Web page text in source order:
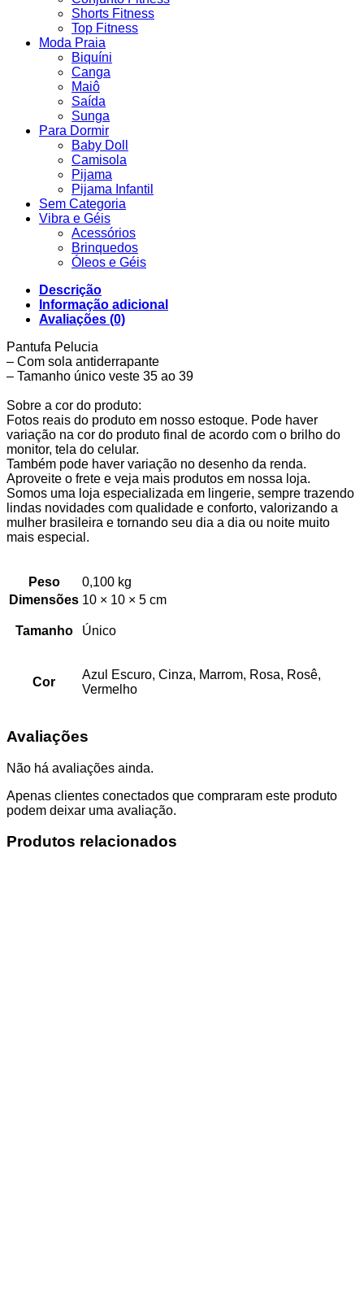
Shorts Fitness
Top Fitness
Moda Praia
Biquíni
Canga
Maiô
Saída
Sunga
Para Dormir
Baby Doll
Camisola
Pijama
Pijama Infantil
Sem Categoria
Vibra e Géis
Acessórios
Brinquedos
Óleos e Géis
Descrição
Informação adicional
Avaliações (0)
Pantufa Pelucia
– Com sola antiderrapante
– Tamanho único veste 35 ao 39
Sobre a cor do produto:
Fotos reais do produto em nosso estoque. Pode haver
variação na cor do produto final de acordo com o brilho do
monitor, tela do celular.
Também pode haver variação no desenho da renda.
Aproveite o frete e veja mais produtos em nossa loja.
Somos uma loja especializada em lingerie, sempre trazendo
lindas novidades com qualidade e conforto, valorizando a
mulher brasileira e tornando seu dia a dia ou noite muito
mais especial.
Peso
0,100 kg
Dimensões 10 × 10 × 5 cm
Tamanho Único
Cor
Azul Escuro, Cinza, Marrom, Rosa, Rosê,
Vermelho
Avaliações
Não há avaliações ainda.
Apenas clientes conectados que compraram este produto
podem deixar uma avaliação.
Produtos relacionados